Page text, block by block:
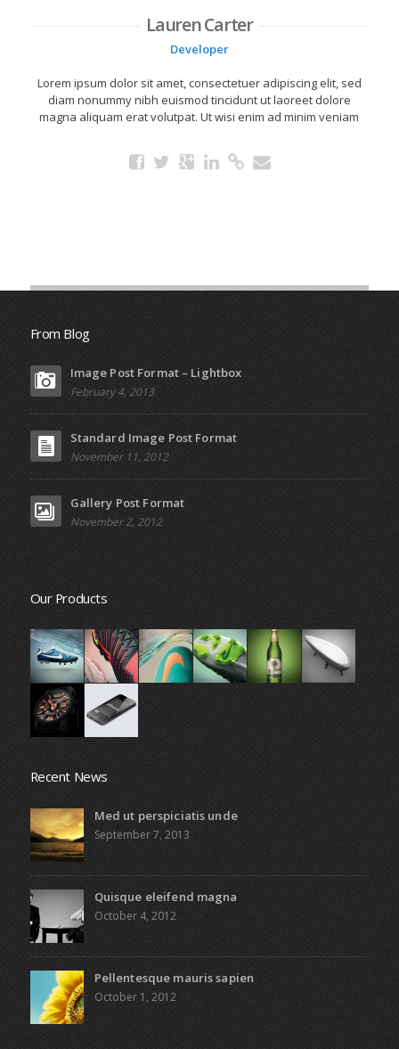
Lauren Carter
Developer
Lorem ipsum dolor sit amet, consectetuer adipiscing elit, sed
diam nonummy nibh euismod tincidunt ut laoreet dolore
magna aliquam erat volutpat. Ut wisi enim ad minim veniam
From Blog
Image Post Format – Lightbox
February 4, 2013
Standard Image Post Format
November 11, 2012
Gallery Post Format
November 2, 2012
Our Products
Recent News
Med ut perspiciatis unde
September 7, 2013
Quisque eleifend magna
October 4, 2012
Pellentesque mauris sapien
October 1, 2012